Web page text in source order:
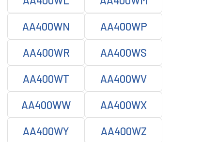
AA400WN AA400WP
AA400WR AA400WS
AA400WT AA400WV
AA400WW AA400WX
AA400WY AA400WZ